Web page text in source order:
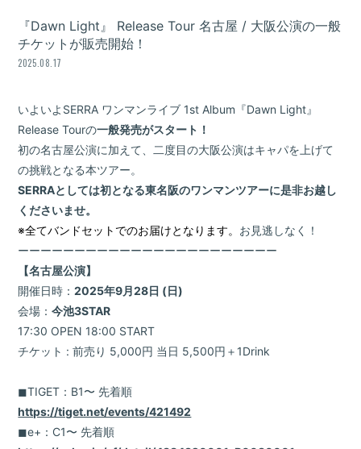
会員登録 ログイン
『Dawn Light』 Release Tour 名古屋 / 大阪公演の一般
チケットが販売開始！
2025.08.17
いよいよSERRA ワンマンライブ 1st Album『Dawn Light』
Release Tourの一般発売がスタート！
初の名古屋公演に加えて、二度目の大阪公演はキャパを上げて
の挑戦となる本ツアー。
SERRAとしては初となる東名阪のワンマンツアーに是非お越し
くださいませ。
※全てバンドセットでのお届けとなります。 お見逃しなく！
ーーーーーーーーーーーーーーーーーーーーーーー
【名古屋公演】
開催日時：2025年9月28日 (日)
会場：今池3STAR
17:30 OPEN 18:00 START
チケット : 前売り 5,000円 当日 5,500円＋1Drink
◼︎TIGET：B1〜 先着順
https://tiget.net/events/421492
◼︎e+：C1〜 先着順